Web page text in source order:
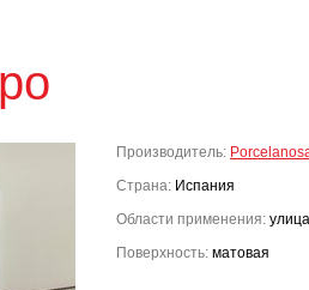
Производитель:
Страна: Испания
Области применения:
Поверхность: матовая